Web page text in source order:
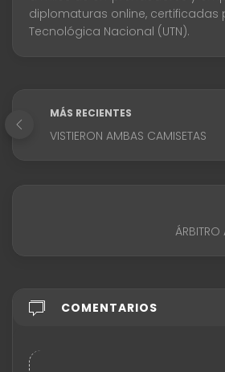
diplomaturas online, certificadas
Tecnológica Nacional (UTN).
MÁS RECIENTES
VISTIERON AMBAS CAMISETAS
ÁRBITRO
COMENTARIOS